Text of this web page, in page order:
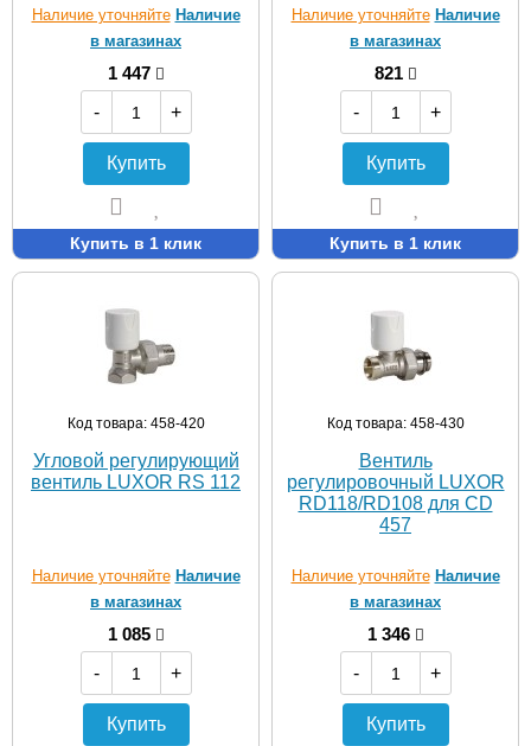
Наличие уточняйте Наличие
в магазинах
1 447
-
+
Купить
Купить в 1 клик
Наличие уточняйте Наличие
в магазинах
821
-
+
Купить
Купить в 1 клик
Код товара: 458-420
Угловой регулирующий
вентиль LUXOR RS 112
Наличие уточняйте Наличие
в магазинах
1 085
-
+
Купить
Код товара: 458-430
Вентиль
регулировочный LUXOR
RD118/RD108 для CD
457
Наличие уточняйте Наличие
в магазинах
1 346
-
+
Купить